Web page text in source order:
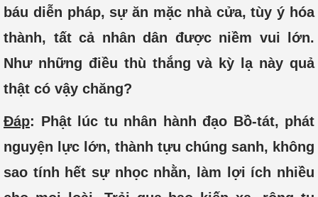
báu diễn pháp, sự ăn mặc nhà cửa, tùy ý hóa
thành, tất cả nhân dân được niềm vui lớn.
Như những điều thù thắng và kỳ lạ này quả
thật có vậy chăng?
Đáp: Phật lúc tu nhân hành đạo Bồ-tát, phát
nguyện lực lớn, thành tựu chúng sanh, không
sao tính hết sự nhọc nhằn, làm lợi ích nhiều